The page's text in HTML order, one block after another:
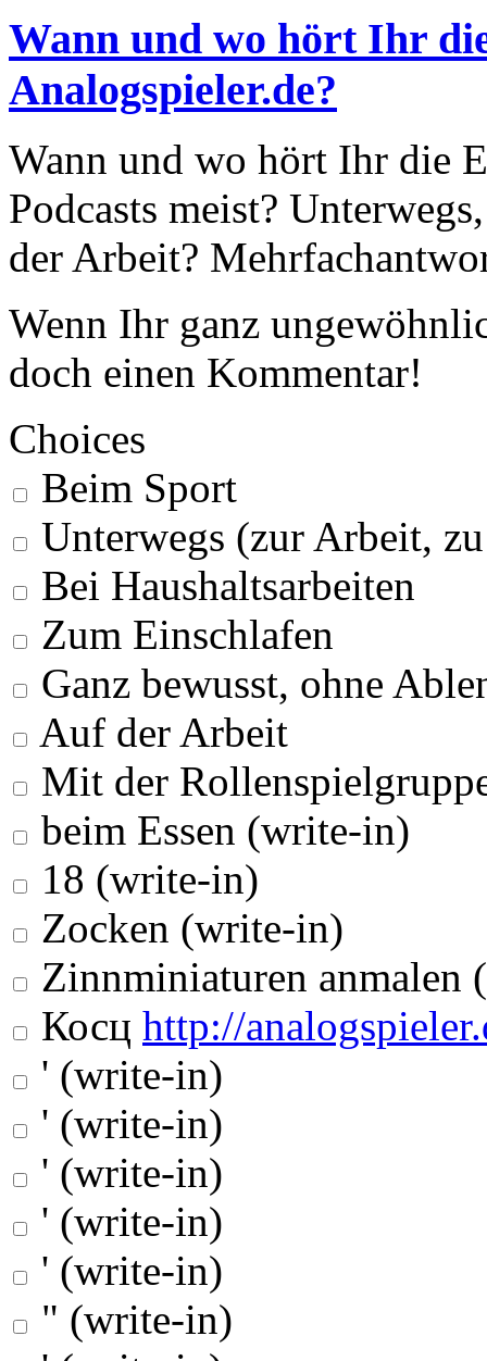
Wann und wo hört Ihr
Analogspieler.de?
Wann und wo hört Ihr die
Podcasts meist?
der Arbeit?
Wenn Ihr ganz
doch einen Kommentar!
Choices
Beim Sport
Unterwegs (zur Arbeit,
Bei Haushaltsarbeiten
Zum Einschlafen
Ganz bewusst, ohne
Auf der Arbeit
Mit der
beim Essen (write-in)
18 (write-in)
Zocken (write-in)
Zinnminiaturen anmalen
Косц http://
' (write-in)
' (write-in)
' (write-in)
' (write-in)
' (write-in)
" (write-in)